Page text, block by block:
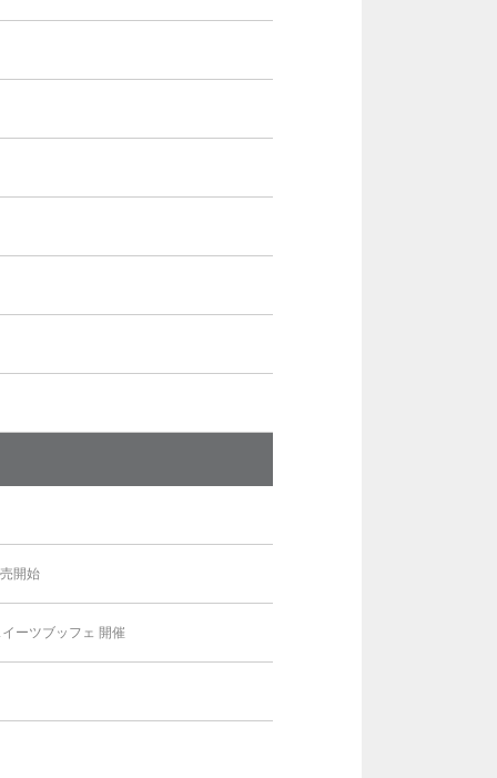
開始
ーツブッフェ 開催